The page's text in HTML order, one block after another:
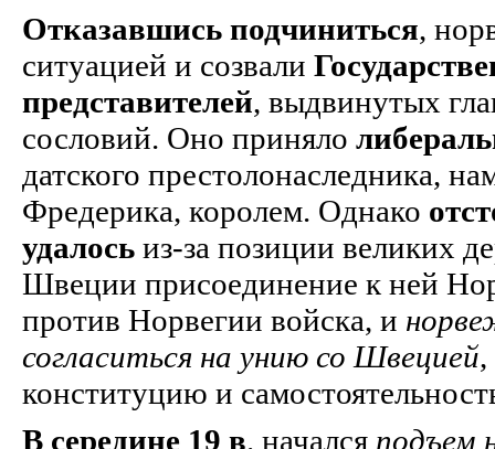
Отказавшись подчиниться,
ситуацией и созвали
представителей, выдвинутых
сословий. Оно приняло
датского престолонаследника,
Фредерика, королем. Однако
удалось из-за позиции великих
Швеции присоединение к ней
против Норвегии войска, и
согласиться на унию со Швецией,
конституцию и
В середине 19 в. начался подъем